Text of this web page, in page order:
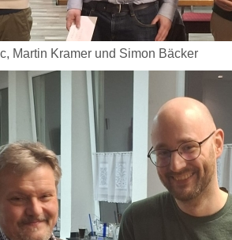
Martin Kramer und Simon Bäcker